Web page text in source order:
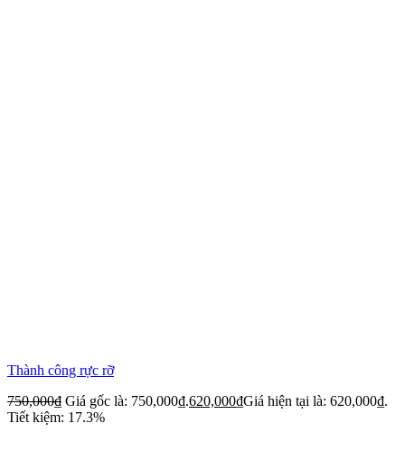
Thành công rực rỡ
750,000₫ Giá gốc là: 750,000₫.620,000₫Giá hiện tại là: 620,000₫.
Tiết kiệm: 17.3%